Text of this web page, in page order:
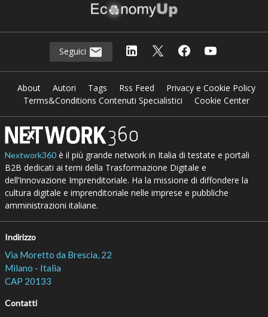
Seguici
About Autori Tags Rss Feed
Privacy e Cookie Policy
Terms&Conditions Contenuti Specialistici
Cookie Center
Nextwork360è il più grande network in Italia di testate e portali
B2B dedicati ai temi della Trasformazione Digitale e
dell’Innovazione Imprenditoriale. Ha la missione di diffondere la
cultura digitale e imprenditoriale nelle imprese e pubbliche
amministrazioni italiane.
Indirizzo
Via Moretto da Brescia, 22
Milano - Italia
CAP 20133
Contatti